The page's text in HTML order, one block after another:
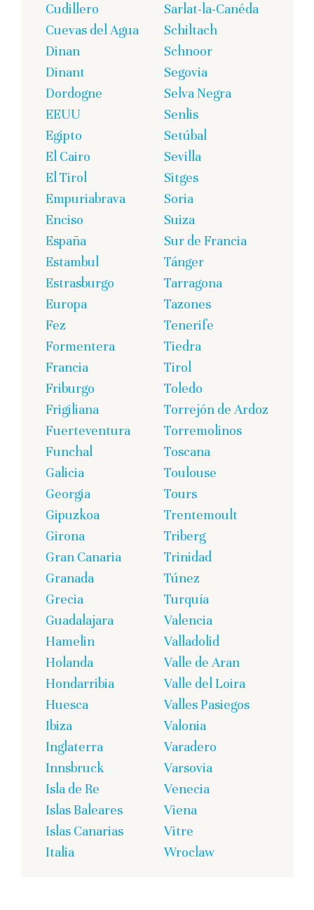
Cudillero
Cuevas del Agua
Dinan
Dinant
Dordogne
EEUU
Egipto
El Cairo
El Tirol
Empuriabrava
Enciso
España
Estambul
Estrasburgo
Europa
Fez
Formentera
Francia
Friburgo
Frigiliana
Fuerteventura
Funchal
Galicia
Georgia
Gipuzkoa
Girona
Gran Canaria
Granada
Grecia
Guadalajara
Hamelin
Holanda
Hondarribia
Huesca
Ibiza
Inglaterra
Innsbruck
Isla de Re
Islas Baleares
Islas Canarias
Italia
Sarlat-la-Canéda
Schiltach
Schnoor
Segovia
Selva Negra
Senlis
Setúbal
Sevilla
Sitges
Soria
Suiza
Sur de Francia
Tánger
Tarragona
Tazones
Tenerife
Tiedra
Tirol
Toledo
Torrejón de Ardoz
Torremolinos
Toscana
Toulouse
Tours
Trentemoult
Triberg
Trinidad
Túnez
Turquía
Valencia
Valladolid
Valle de Aran
Valle del Loira
Valles Pasiegos
Valonia
Varadero
Varsovia
Venecia
Viena
Vitre
Wroclaw